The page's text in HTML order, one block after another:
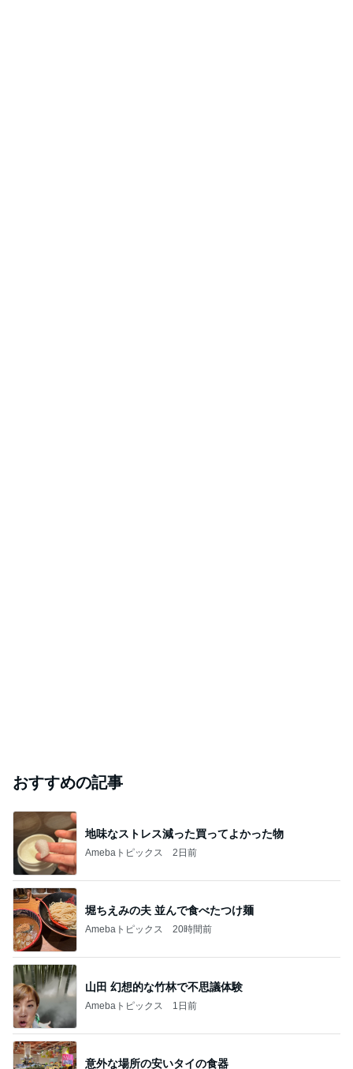
おすすめの記事
地味なストレス減った買ってよかった物
Amebaトピックス 2日前
堀ちえみの夫 並んで食べたつけ麺
Amebaトピックス 20時間前
山田 幻想的な竹林で不思議体験
Amebaトピックス 1日前
意外な場所の安いタイの食器